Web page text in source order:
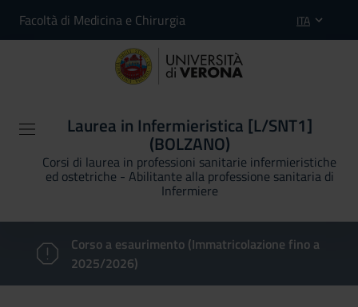
Facoltà di Medicina e Chirurgia ITA
Laurea in Infermieristica [L/SNT1]
(BOLZANO)
Corsi di laurea in professioni sanitarie infermieristiche
ed ostetriche - Abilitante alla professione sanitaria di
Infermiere
Corso a esaurimento (Immatricolazione fino a
2025/2026)